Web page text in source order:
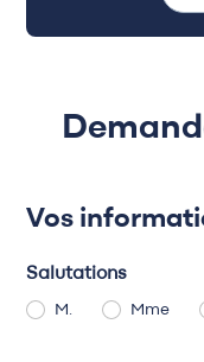
Vos
Salutations
M. Mme